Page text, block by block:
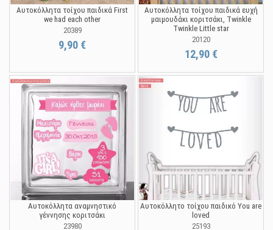
Αυτοκόλλητα τοίχου παιδικά First
we had each other
20389
9,90 €
Αυτοκόλλητα τοίχου παιδικά ευχή
μαιμουδάκι κοριτσάκι, Twinkle
Twinkle Little star
20120
12,90 €
Αυτοκόλλητα αναμνηστικό
γέννησης κοριτσάκι
23980
Αυτοκόλλητο τοίχου παιδικό You are
loved
25193